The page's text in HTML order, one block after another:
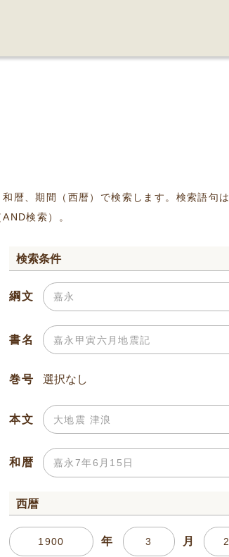
暦、期間（西暦）で検索します。検索語
検索）。
検索条件
綱文
書名
巻号
本文
和暦
西暦
年 月